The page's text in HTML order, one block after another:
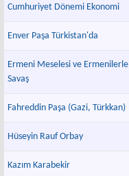
Cumhuriyet Dönemi Ekonomi
Enver Paşa Türkistan'da
Ermeni Meselesi ve Ermenilerle
Savaş
Fahreddin Paşa (Gazi, Türkkan)
Hüseyin Rauf Orbay
Kazım Karabekir